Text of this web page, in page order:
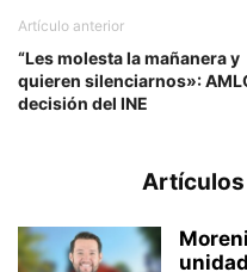
Artículo anterior
“Les molesta la mañanera y
quieren silenciarnos»:
decisión del INE
Artículos